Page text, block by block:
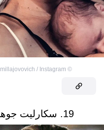
©
millajovovich / Instagram
19. سكارليت جوهانسون وكاثرين وينيك